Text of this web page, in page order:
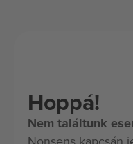
Hoppá!
Nem találtunk